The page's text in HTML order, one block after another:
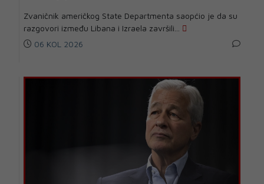
Zvaničnik američkog State Departmenta saopćio je da su
razgovori između Libana i Izraela završili...
06 KOL 2026